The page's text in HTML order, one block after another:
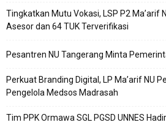
Tingkatkan Mutu Vokasi, LSP P2 Ma’arif
Asesor dan 64 TUK Terverifikasi
Pesantren NU Tangerang Minta
Perkuat Branding Digital, LP Ma’arif NU
Pengelola Medsos Madrasah
Tim PPK Ormawa SGL PGSD UNNES